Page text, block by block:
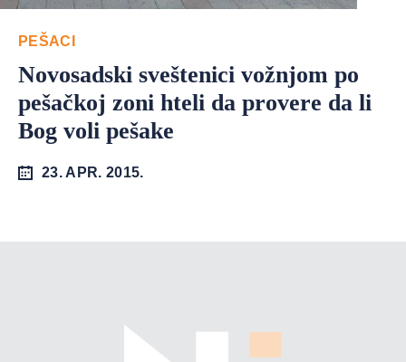
PEŠACI
Novosadski sveštenici vožnjom po
pešačkoj zoni hteli da provere da li
Bog voli pešake
23. APR. 2015.